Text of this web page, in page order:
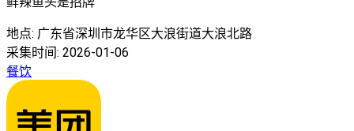
地点: 广东省深圳市龙华区大浪街道大浪北路
采集时间: 2026-01-06
餐饮